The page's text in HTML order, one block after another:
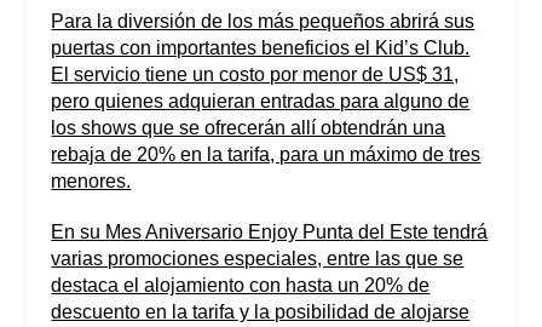
Para la diversión de los más pequeños abrirá sus
puertas con importantes beneficios el Kid’s Club.
El servicio tiene un costo por menor de US$ 31,
pero quienes adquieran entradas para alguno de
los shows que se ofrecerán allí obtendrán una
rebaja de 20% en la tarifa, para un máximo de tres
menores.
En su Mes Aniversario Enjoy Punta del Este tendrá
varias promociones especiales, entre las que se
destaca el alojamiento con hasta un 20% de
descuento en la tarifa y la posibilidad de alojarse